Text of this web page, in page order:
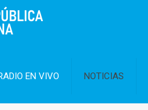
EN VIVO NOTICIAS